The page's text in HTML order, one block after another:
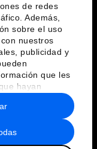
de redes
Además,
sobre el uso
nuestros
publicidad y
que les
hayan
que haya
de uso